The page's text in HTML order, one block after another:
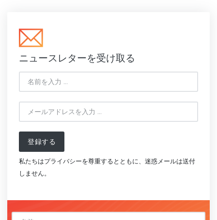
ニュースレターを受け取る
登録する
私たちはプライバシーを尊重するとともに、迷惑メールは送付
しません。